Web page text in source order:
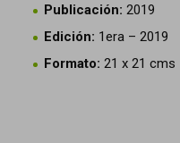
Publicación: 2019
Edición: 1era – 2019
Formato: 21 x 21 cms